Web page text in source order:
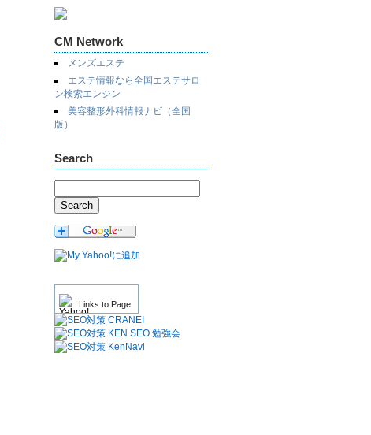
CM Network
メンズエステ
エステ情報なら全国エステサロ
ン検索エンジン
美容整形外科情報ナビ（全国
版）
Search
Links to Page